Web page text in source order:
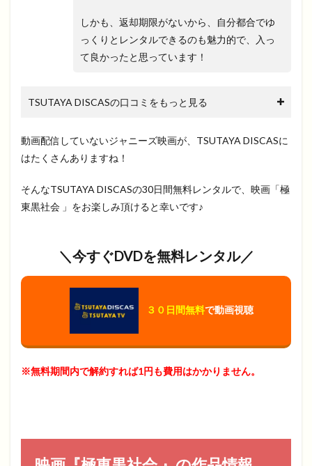
しかも、返却期限がないから、自分都合でゆ
っくりとレンタルできるのも魅力的で、入っ
て良かったと思っています！
TSUTAYA DISCASの口コミをもっと見る
動画配信していないジャニーズ映画が、TSUTAYA DISCASに
はたくさんありますね！
そんなTSUTAYA DISCASの30日間無料レンタルで、映画「極
東黒社会 」をお楽しみ頂けると幸いです♪
＼今すぐDVDを無料レンタル／
３０日間無料で動画視聴
※無料期間内で解約すれば1円も費用はかかりません。